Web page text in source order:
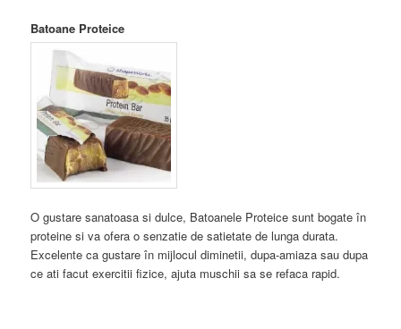
Batoane Proteice
O gustare sanatoasa si dulce, Batoanele Proteice sunt bogate în
proteine si va ofera o senzatie de satietate de lunga durata.
Excelente ca gustare în mijlocul diminetii, dupa-amiaza sau dupa
ce ati facut exercitii fizice, ajuta muschii sa se refaca rapid.